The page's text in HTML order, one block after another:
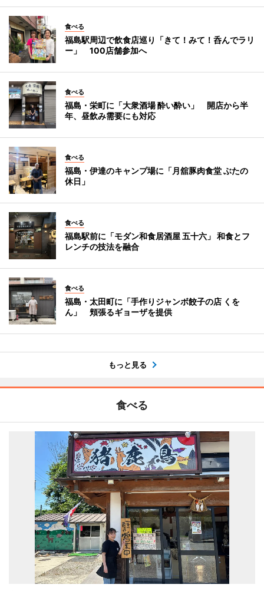
食べる
福島駅周辺で飲食店巡り「きて！みて！呑んでラリ
ー」 100店舗参加へ
食べる
福島・栄町に「大衆酒場 酔い酔い」 開店から半
年、昼飲み需要にも対応
食べる
福島・伊達のキャンプ場に「月舘豚肉食堂 ぶたの
休日」
食べる
福島駅前に「モダン和食居酒屋 五十六」 和食とフ
レンチの技法を融合
食べる
福島・太田町に「手作りジャンボ餃子の店 くを
ん」 頬張るギョーザを提供
もっと見る
食べる